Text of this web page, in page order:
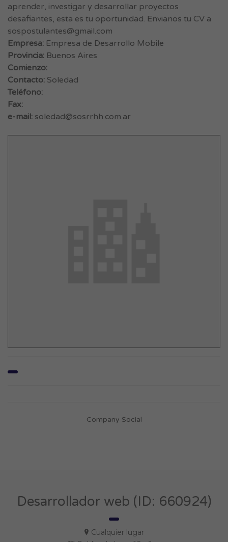
aprender, investigar y desarrollar proyectos
desafiantes, esta es tu oportunidad. Envianos tu CV a
sospostulantes@gmail.com
Empresa: Empresa de Desarrollo Mobile
Provincia: Buenos Aires
Comienzo:
Contacto: Soledad
Teléfono:
Fax:
e-mail: soledad@sosrrhh.com.ar
Company Social
Desarrollador web (ID: 660924)
Cualquier lugar